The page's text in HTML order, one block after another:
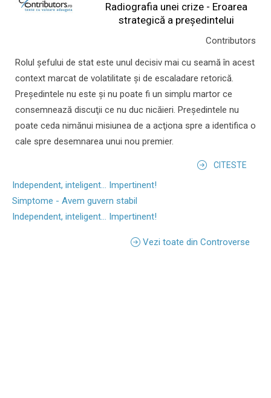
Radiografia unei crize - Eroarea
strategică a președintelui
Contributors
Rolul şefului de stat este unul decisiv mai cu seamă în acest
context marcat de volatilitate şi de escaladare retorică.
Preşedintele nu este şi nu poate fi un simplu martor ce
consemnează discuţii ce nu duc nicăieri. Preşedintele nu
poate ceda nimănui misiunea de a acţiona spre a identifica o
cale spre desemnarea unui nou premier.
CITESTE
Independent, inteligent... Impertinent!
Simptome - Avem guvern stabil
Independent, inteligent... Impertinent!
Vezi toate din Controverse